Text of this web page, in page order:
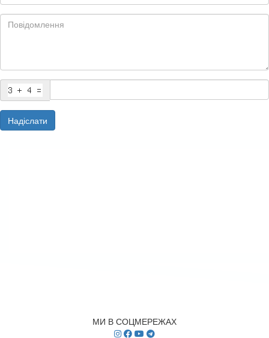
Надіслати
МИ В СОЦМЕРЕЖАХ